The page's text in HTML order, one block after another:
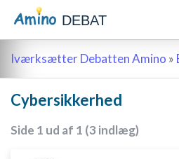
DEBAT
Iværksætter Debatten Amino »
Cybersikkerhed
Side 1 ud af 1 (3 indlæg)